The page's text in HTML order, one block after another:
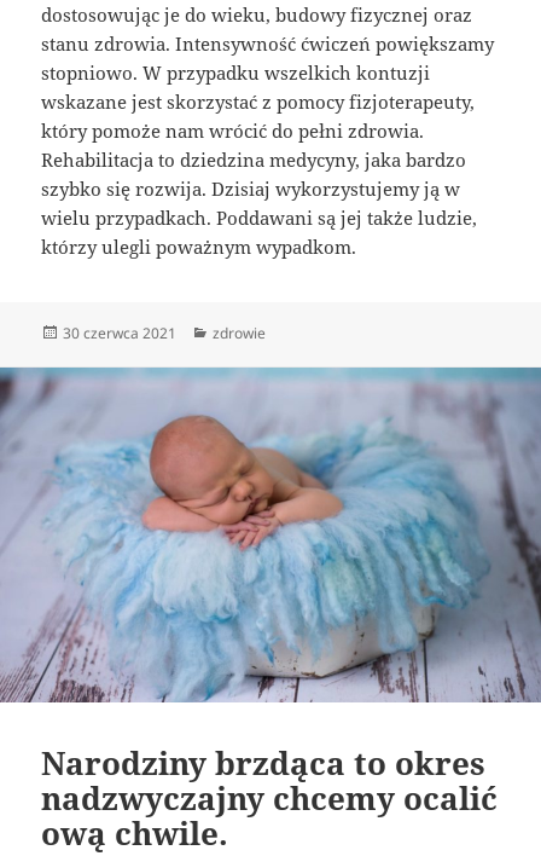
dostosowując je do wieku, budowy fizycznej oraz
stanu zdrowia. Intensywność ćwiczeń powiększamy
stopniowo. W przypadku wszelkich kontuzji
wskazane jest skorzystać z pomocy fizjoterapeuty,
który pomoże nam wrócić do pełni zdrowia.
Rehabilitacja to dziedzina medycyny, jaka bardzo
szybko się rozwija. Dzisiaj wykorzystujemy ją w
wielu przypadkach. Poddawani są jej także ludzie,
którzy ulegli poważnym wypadkom.
Data
30 czerwca 2021 Kategorie
zdrowie
Narodziny brzdąca to okres
nadzwyczajny chcemy ocalić
ową chwile.